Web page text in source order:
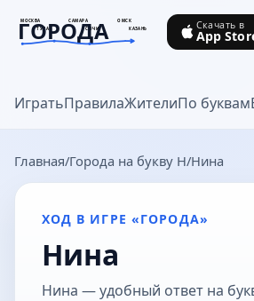
МОСКВА САМАРА
ОМСК
ТУЛА
СОЧИ КАЗАНЬ
ГОРОДА
goroda-na.ru
ИгратьПравилаЖителиПо буквам
Скачать в
App
Главная Города на букву Н Нина
ХОД В ИГРЕ «ГОРОДА»
Нина
Нина — удобный ответ на